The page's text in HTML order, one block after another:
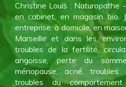
Christine Louis : Naturopathe
en cabinet, en magasin bio.
entreprise, à domicile, en
Marseille et dans les
troubles de la fertilité,
angoisse, perte du
ménopause, acné,
troubles du comportement